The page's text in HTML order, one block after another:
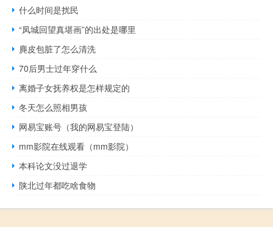
什么时间是扰民
“凤城回望真堪画”的出处是哪里
麂皮包脏了怎么清洗
70后男士过年穿什么
离婚子女抚养权是怎样规定的
冬天怎么照相男孩
网易宝账号（我的网易宝登陆）
mm影院在线观看（mm影院）
本科论文没过退学
陕北过年都吃啥食物